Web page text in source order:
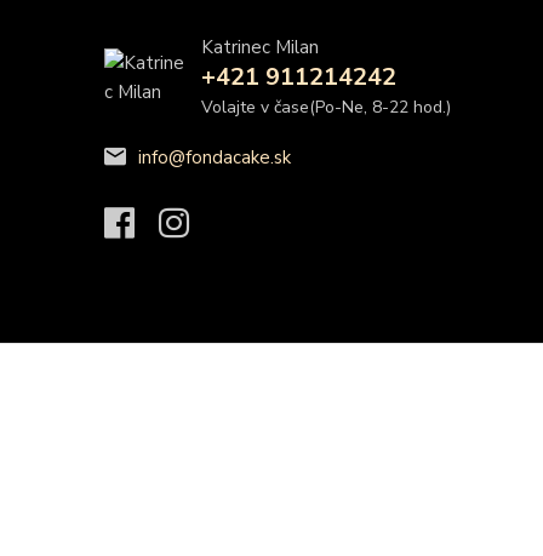
Katrinec Milan
+421 911214242
Volajte v čase(Po-Ne, 8-22 hod.)
info@fondacake.sk